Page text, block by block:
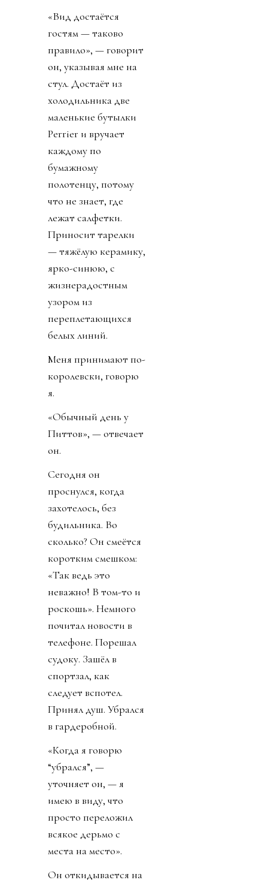
«Вид достаётся
гостям — таково
правило», — говорит
он, указывая мне на
стул. Достаёт из
холодильника две
маленькие бутылки
Perrier и вручает
каждому по
бумажному
полотенцу, потому
что не знает, где
лежат салфетки.
Приносит тарелки
— тяжёлую керамику,
ярко-синюю, с
жизнерадостным
узором из
переплетающихся
белых линий.
Меня принимают по-
королевски, говорю
я.
«Обычный день у
Питтов», — отвечает
он.
Сегодня он
проснулся, когда
захотелось, без
будильника. Во
сколько? Он смеётся
коротким смешком:
«Так ведь это
неважно! В том-то и
роскошь». Немного
почитал новости в
телефоне. Порешал
судоку. Зашёл в
спортзал, как
следует вспотел.
Принял душ. Убрался
в гардеробной.
«Когда я говорю
“убрался”, —
уточняет он, — я
имею в виду, что
просто переложил
всякое дерьмо с
места на место».
Он откидывается на